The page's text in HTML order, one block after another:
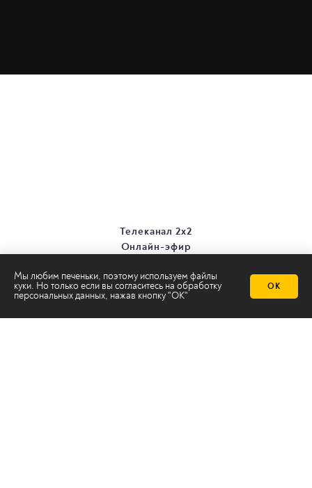
Мы любим печеньки, поэтому используем файлы
куки. Но только если вы согласитесь на обработку
персональных данных, нажав кнопку "ОК"
ОК
Телеканал 2х2
Онлайн-эфир
Все темы